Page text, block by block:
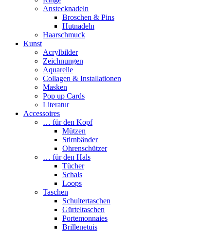
Anstecknadeln
Broschen & Pins
Hutnadeln
Haarschmuck
Kunst
Acrylbilder
Zeichnungen
Aquarelle
Collagen & Installationen
Masken
Pop up Cards
Literatur
Accessoires
… für den Kopf
Mützen
Stirnbänder
Ohrenschützer
… für den Hals
Tücher
Schals
Loops
Taschen
Schultertaschen
Gürteltaschen
Portemonnaies
Brillenetuis